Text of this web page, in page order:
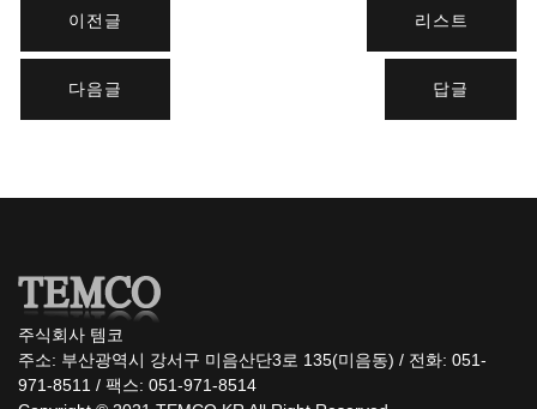
이전글
다음글
리스트
답글
주식회사 템코
주소: 부산광역시 강서구 미음산단3로 135(미음동) / 전화: 051-
971-8511 / 팩스: 051-971-8514